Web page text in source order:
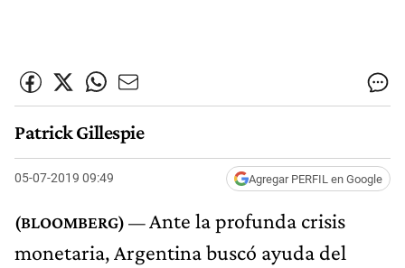
Patrick Gillespie
05-07-2019 09:49 Agregar PERFIL en Google
Ante la profunda crisis
monetaria, Argentina buscó ayuda del